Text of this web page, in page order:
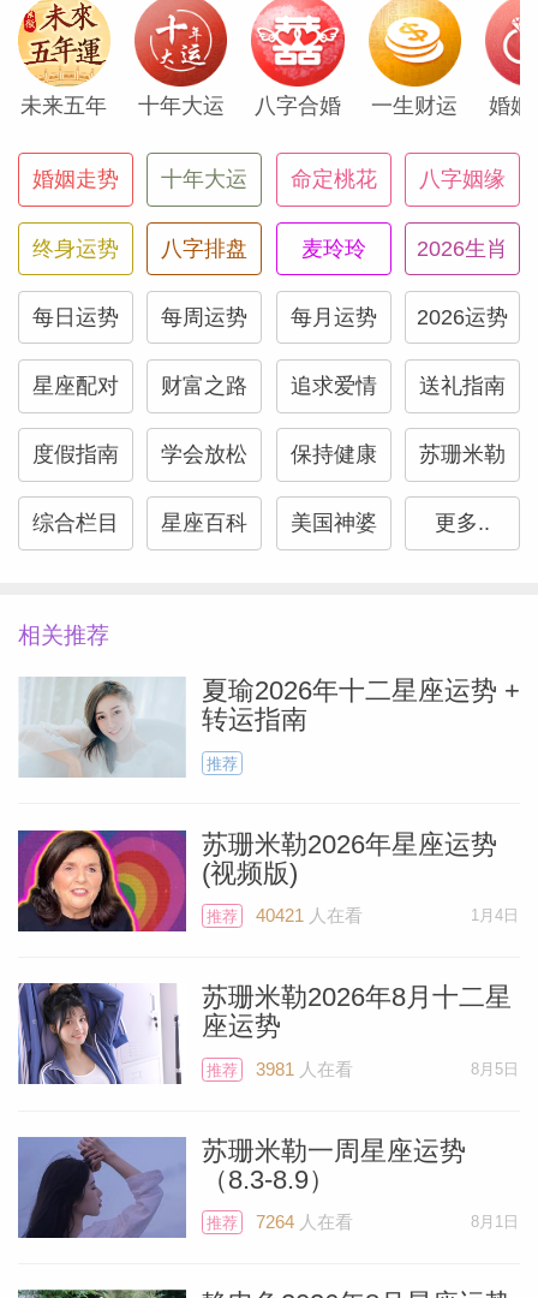
现。
火星在此次新月期间扮演重要角色，为你带
来一份令人兴奋的写作或演讲机会，而且似
乎你可以趁此机会展示大量个人风格和原创
性。5宫也掌管想象力，这部分也会得到激
活。如果工作中需要你发挥创造力，这次新
月将帮助你的项目获得赞许。
火星落在这里能对来一个额外好处——火星
守护你的收入宫（2宫），所以貌似你可能
会迎来一份能让自己充分展现艺术才能或创
造力的机遇，并带来丰厚报酬。
对冲。如果感到似乎有人在强迫你，那很可
文件，最好推迟几天，建议等到7月9日。
7月15日应该会是一个特别日子，因为火星
与位于金牛座的天王星相合，并且与巨蟹座
太阳以及双鱼座海王星成和谐香味，所以这
天可能发生不同寻常的转折剧情，对你有利
都会让你猜不到。但你大概率会喜欢这次新
月带来的一切！
日，将于新月一起，让你更有魅力，更引人
注目。7月8日，以及在7月6日-7日那个周
末，由于金星天王星相位，你可能会收到某
未来五年 十年大运 八字合婚 一生财运 婚姻
婚姻走势 十年大运 命定桃花 八字姻缘
终身运势 八字排盘 麦玲玲 2026生肖
每日运势 每周运势 每月运势 2026运势
星座配对 财富之路 追求爱情 送礼指南
度假指南 学会放松 保持健康 苏珊米勒
综合栏目 星座百科 美国神婆 更多..
相关推荐
夏瑜2026年十二星座运势 +
转运指南
推荐
苏珊米勒2026年星座运势
(视频版)
推荐 40421 人在看 1月4日
苏珊米勒2026年8月十二星
座运势
推荐 3981 人在看 8月5日
苏珊米勒一周星座运势
（8.3-8.9）
推荐 7264人在看 8月1日